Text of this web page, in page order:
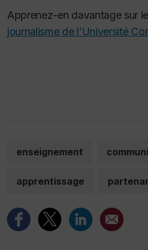
Apprenez-en davantage sur le
journalisme de l’Université
enseignement
apprentissage